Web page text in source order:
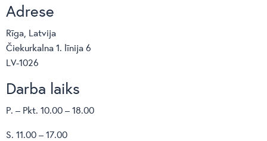
Adrese
Rīga, Latvija
Čiekurkalna 1. līnija 6
LV-1026
Darba laiks
P. – Pkt. 10.00 – 18.00
S. 11.00 – 17.00